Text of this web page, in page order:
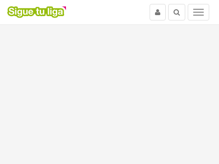
Menu
Buscar
Usuario